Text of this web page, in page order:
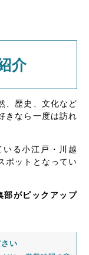
介
、歴史、文化など
きなら一度は訪れ
る小江戸・川越
ポットとなってい
部がピックアップ
い